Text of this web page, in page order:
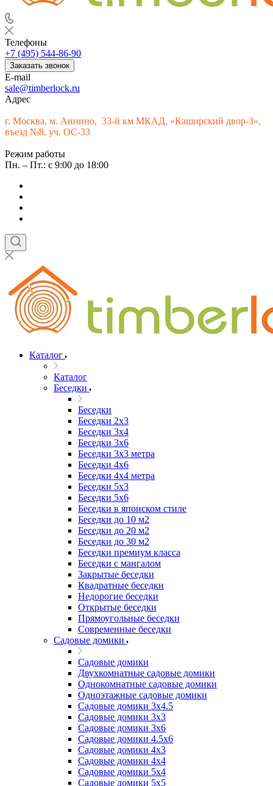
Телефоны
+7 (495) 544-86-90
Заказать звонок
E-mail
sale@timberlock.ru
Адрес
г. Москва, м. Аннино, 33-й км МКАД, «Каширский двор-3»,
въезд №8, уч. ОС-33
Режим работы
Пн. – Пт.: с 9:00 до 18:00
Каталог
Каталог
Беседки
Беседки
Беседки 2x3
Беседки 3x4
Беседки 3x6
Беседки 3х3 метра
Беседки 4x6
Беседки 4х4 метра
Беседки 5x3
Беседки 5x6
Беседки в японском стиле
Беседки до 10 м2
Беседки до 20 м2
Беседки до 30 м2
Беседки премиум класса
Беседки с мангалом
Закрытые беседки
Квадратные беседки
Недорогие беседки
Открытые беседки
Прямоугольные беседки
Современные беседки
Садовые домики
Садовые домики
Двухкомнатные садовые домики
Однокомнатные садовые домики
Одноэтажные садовые домики
Садовые домики 3x4.5
Садовые домики 3х3
Садовые домики 3х6
Садовые домики 4.5x6
Садовые домики 4x3
Садовые домики 4x4
Садовые домики 5х4
Садовые домики 5х5